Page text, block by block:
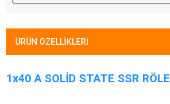
ÜRÜN ÖZELLIKLERI
1x40 A SOLİD STATE SSR RÖLE